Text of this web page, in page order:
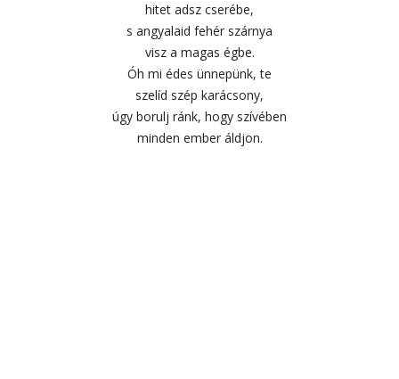
hitet adsz cserébe,
s angyalaid fehér szárnya
visz a magas égbe.
Óh mi édes ünnepünk, te
szelíd szép karácsony,
úgy borulj ránk, hogy szívében
minden ember áldjon.